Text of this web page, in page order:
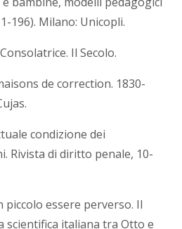
196). Milano: Unicopli.
Il Secolo.
de correction. 1830-
condizione dei
Rivista di diritto penale, 10-
piccolo essere perverso. Il
scientifica italiana tra Otto e